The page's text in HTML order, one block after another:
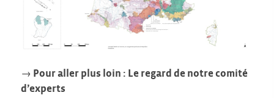
→ Pour aller plus loin : Le regard de notre comité
d’experts